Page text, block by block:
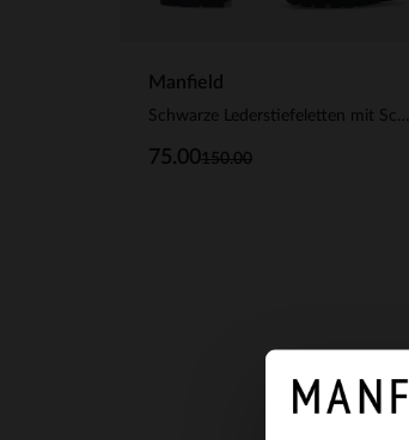
Manfield
Schwarze Lederstiefeletten mit Schnalle
150.00
75.00